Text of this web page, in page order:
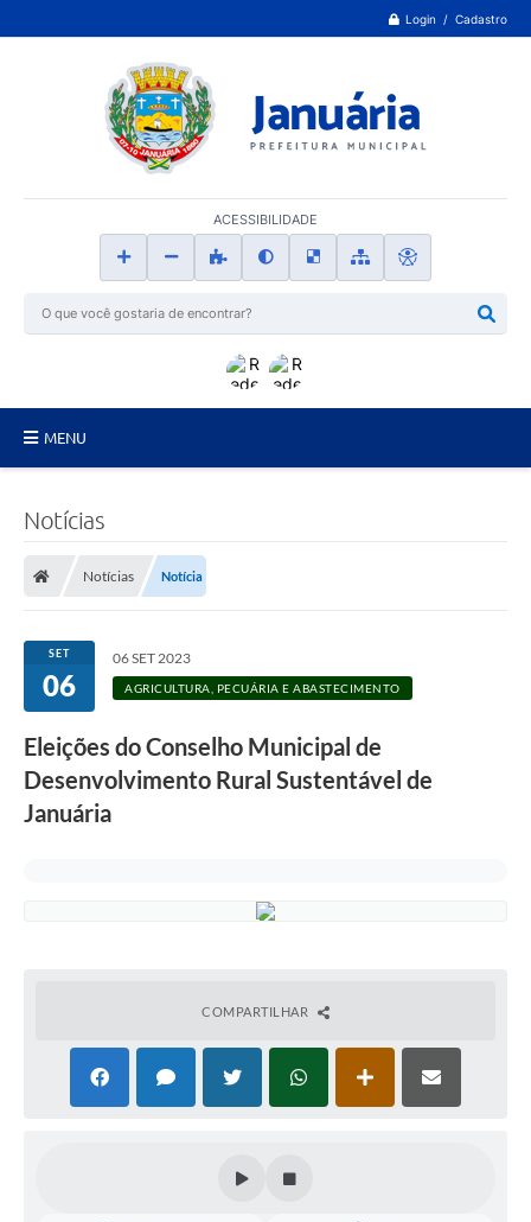
Login / Cadastro
ACESSIBILIDADE
MENU
Secretarias
Tributos
Contratos
Carta de Serviços
Ouvidoria
Notícias
Notícias Notícia
SET
06
06 SET 2023
AGRICULTURA, PECUÁRIA E ABASTECIMENTO
Eleições do Conselho Municipal de
Desenvolvimento Rural Sustentável de
Januária
COMPARTILHAR